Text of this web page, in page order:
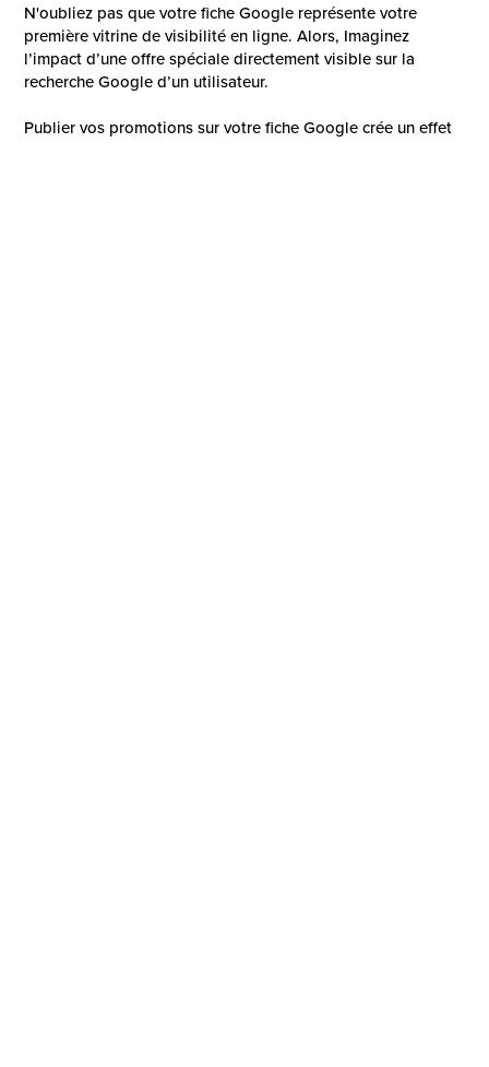
N'oubliez pas que votre fiche Google représente votre
première vitrine de visibilité en ligne. Alors, Imaginez
l’impact d’une offre spéciale directement visible sur la
recherche Google d’un utilisateur.
Publier vos promotions sur votre fiche Google crée un effet